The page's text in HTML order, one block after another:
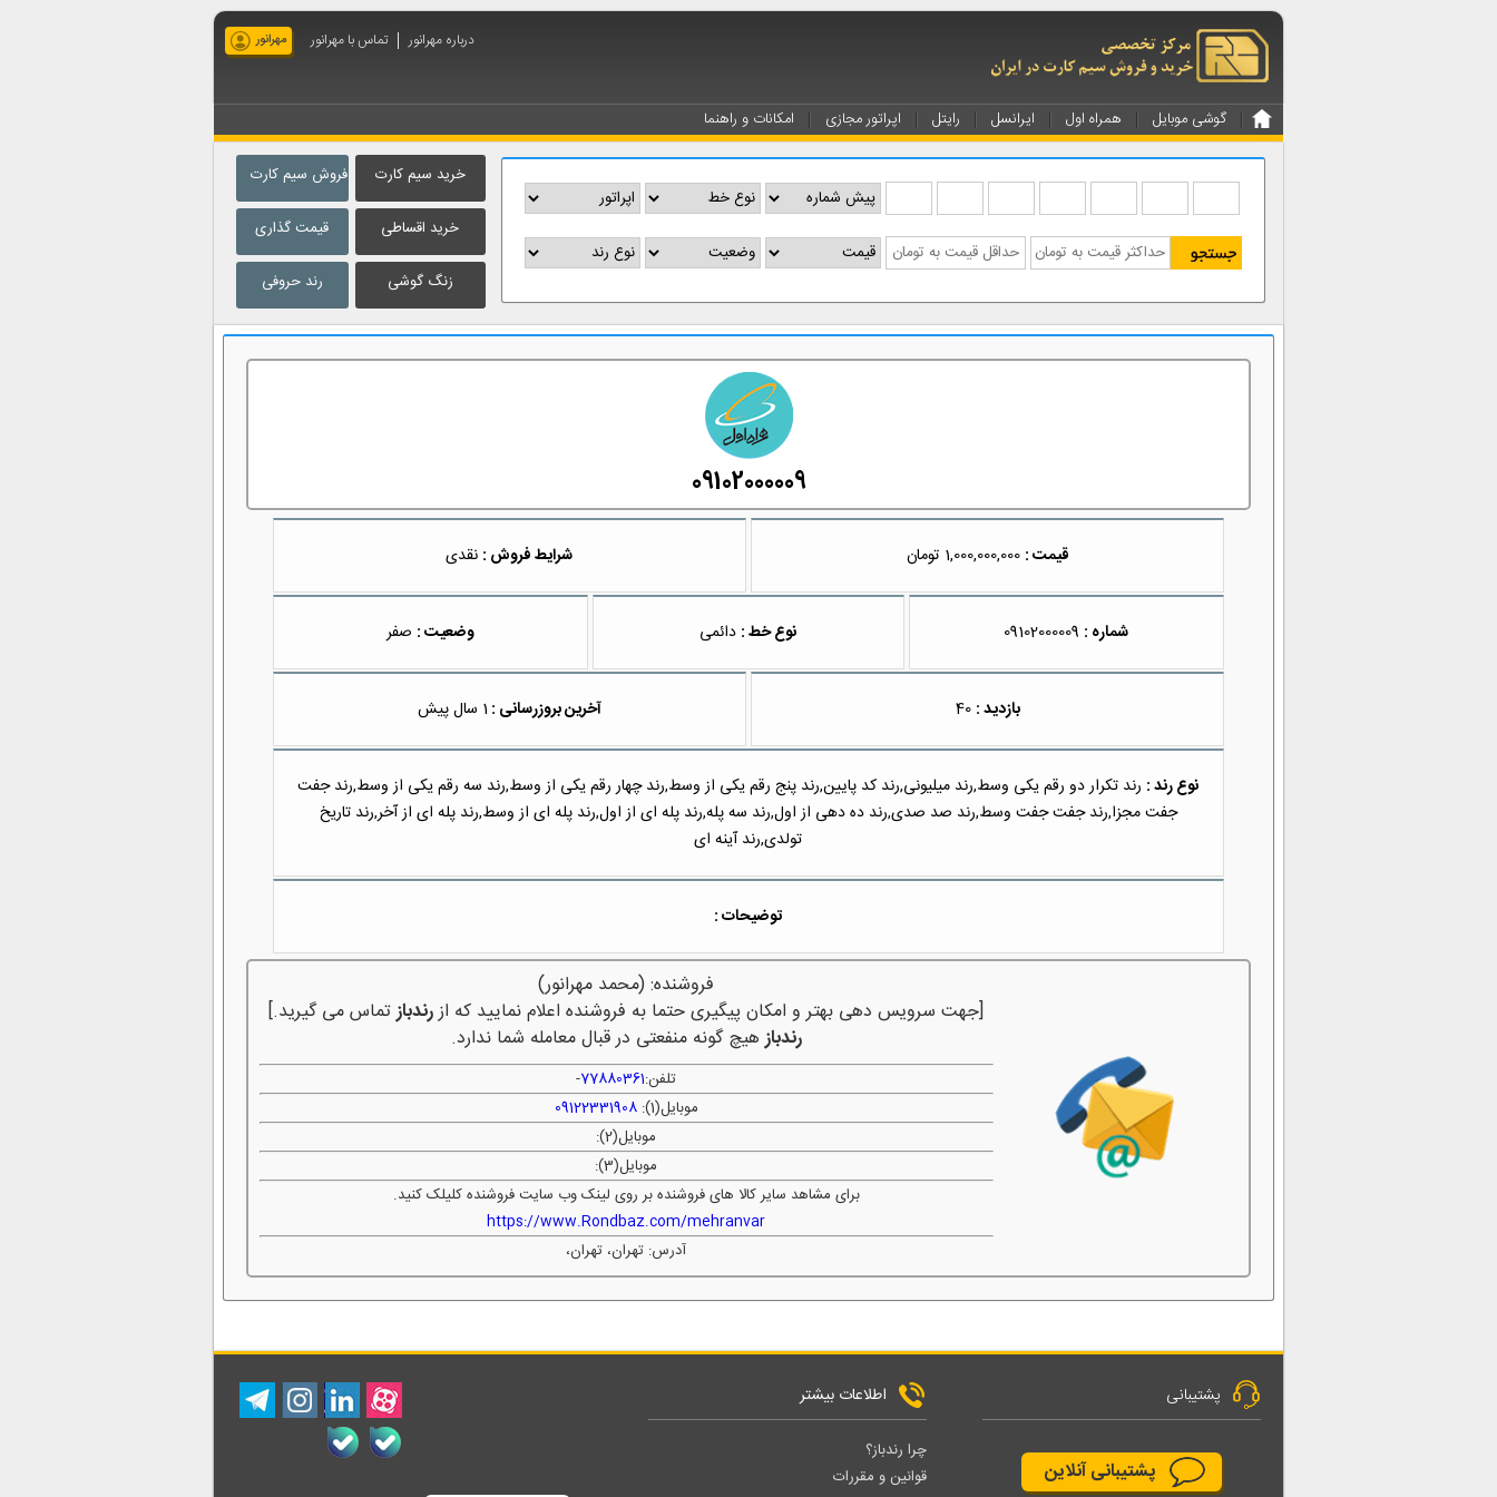
مهرانور درباره مهرانور تماس با مهرانور
گوشی موبایل همراه اول ایرانسل رایتل اپراتور مجازی امکانات و راهنما
فروش سیم کارت
قیمت گذاری
رند حروفی
خرید سیم کارت
خرید اقساطی
زنگ گوشی
09102000009
قیمت : 1,000,000,000 تومان شرایط فروش : نقدی
شماره : 09102000009 نوع خط : دائمی وضعیت : صفر
بازدید : 40 آخرین بروزرسانی : 1 سال پیش
نوع رند : رند تکرار دو رقم یکی وسط,رند میلیونی,رند کد پایین,رند پنج رقم یکی از وسط,رند چهار رقم یکی از وسط,رند سه رقم یکی از وسط,رند جفت
جفت مجزا,رند جفت جفت وسط,رند صد صدی,رند ده دهی از اول,رند سه پله,رند پله ای از اول,رند پله ای از وسط,رند پله ای از آخر,رند تاریخ
تولدی,رند آینه ای
توضیحات :
فروشنده: (محمد مهرانور)
[جهت سرویس دهی بهتر و امکان پیگیری حتما به فروشنده اعلام نمایید که ازرندبازتماس می گیرید.]
رندبازهیچ گونه منفعتی در قبال معامله شما ندارد.
تلفن:77880361
-
موبایل(1):
09122331908
موبایل(2):
موبایل(3):
برای مشاهد سایر کالا های فروشنده بر روی لینک وب سایت فروشنده کلیلک کنید.
https://www.Rondbaz.com/mehranvar
آدرس: تهران، تهران،
پشتیبانی
پشتیبانی آنلاین
اطلاعات بیشتر
چرا رندباز؟
قوانین و مقررات